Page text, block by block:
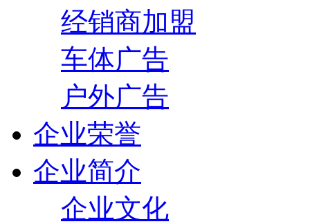
经销商加盟
车体广告
户外广告
企业荣誉
企业简介
企业文化